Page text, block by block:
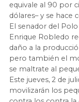
equivale al 90 por
dólares– y se hace
El senador del
Enrique Robledo
daño a la
pero también el
se maltrate al
Este jueves, 2 de
movilizarán los